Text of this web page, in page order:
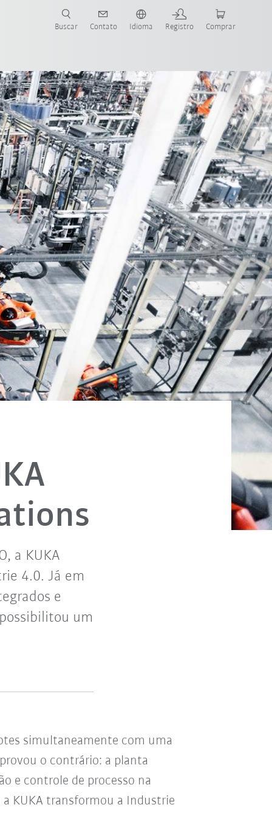
Buscar Contato Idioma Registro Comprar
a KUKA
4.0. Já em
e
um
simultaneamente com uma
provou o contrário: a planta
e controle de processo na
a KUKA transformou a Industrie